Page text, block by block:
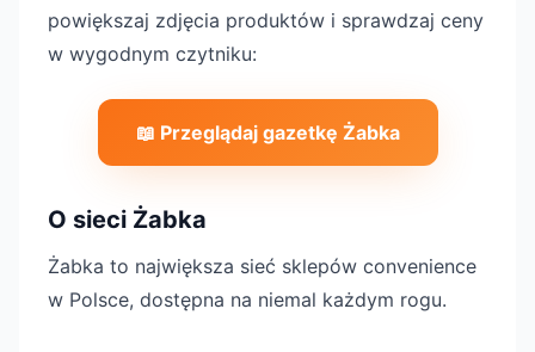
powiększaj zdjęcia produktów i sprawdzaj ceny
w wygodnym czytniku:
📖 Przeglądaj gazetkę Żabka
O sieci Żabka
Żabka to największa sieć sklepów convenience
w Polsce, dostępna na niemal każdym rogu.